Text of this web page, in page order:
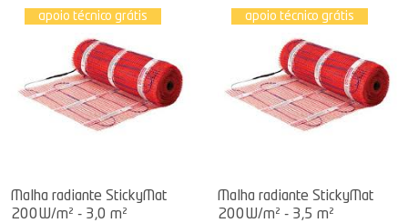
apoio técnico grátis
Malha radiante StickyMat
200W/m² - 3,0 m²
apoio técnico grátis
Malha radiante StickyMat
200W/m² - 3,5 m²